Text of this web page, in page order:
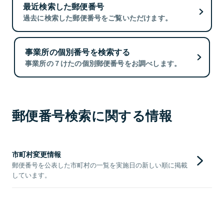
最近検索した郵便番号
過去に検索した郵便番号をご覧いただけます。
事業所の個別番号を検索する
事業所の７けたの個別郵便番号をお調べします。
郵便番号検索に関する情報
市町村変更情報
郵便番号を公表した市町村の一覧を実施日の新しい順に掲載
しています。